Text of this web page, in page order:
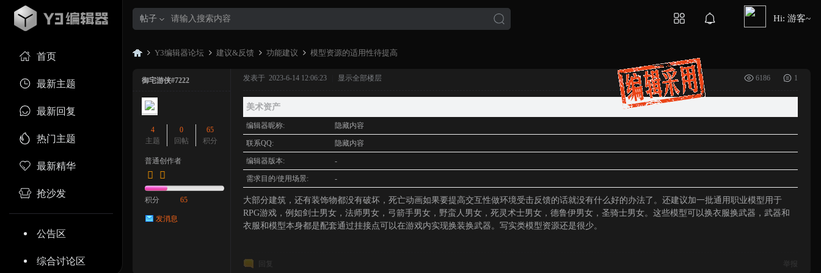
首页
最新主题
最新回复
热门主题
最新精华
抢沙发
公告区
综合讨论区
帖子 Hi: 游客~
»
Y3编辑器论坛 建议&反馈
›
功能建议 模型资源的适用性待提高
御宅游侠#7222
4
主题
0
回帖
65
积分
普通创作者
积分 65
发消息
发表于 2023-6-14 12:06:23 显示全部楼层 6186 1
美术资产
编辑器昵称: 隐藏内容
联系QQ: 隐藏内容
编辑器版本: -
需求目的/使用场景: -
大部分建筑，还有装饰物都没有破坏，死亡动画如果要提高交互性做环境受击反馈的话就没有什么好的办法了。还建议加一批通用职业模型用于
RPG游戏，例如剑士男女，法师男女，弓箭手男女，野蛮人男女，死灵术士男女，德鲁伊男女，圣骑士男女。这些模型可以换衣服换武器，武器和
衣服和模型本身都是配套通过挂接点可以在游戏内实现换装换武器。写实类模型资源还是很少。
回复 举报